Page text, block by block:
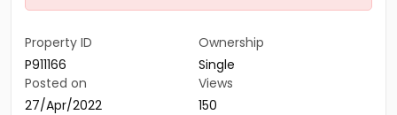
Property ID
P911166
Ownership
Single
Posted on
27/Apr/2022
Views
150